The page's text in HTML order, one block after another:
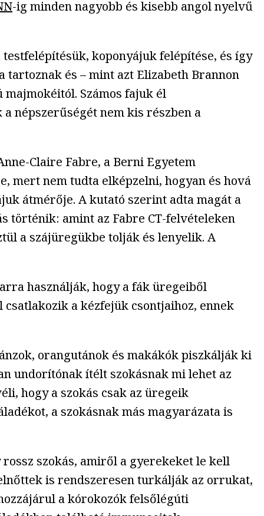
-ig minden nagyobb és kisebb angol nyelvű
koponyájuk felépítése, és így
és – mint azt Elizabeth Brannon
majmokéitól. Számos fajuk él
népszerűségét nem kis részben a
Claire Fabre, a Berni Egyetem
mert nem tudta elképzelni, hogyan és hová
átmérője. A kutató szerint adta magát a
történik: amint az Fabre CT-felvételeken
a szájüregükbe tolják és lenyelik. A
használják, hogy a fák üregeiből
a kézfejük csontjaihoz, ennek
orangutánok és makákók piszkálják ki
undorítónak ítélt szokásnak mi lehet az
hogy a szokás csak az üregeik
a szokásnak más magyarázata is
szokás, amiről a gyerekeket le kell
is rendszeresen turkálják az orrukat,
a kórokozók felsőlégúti